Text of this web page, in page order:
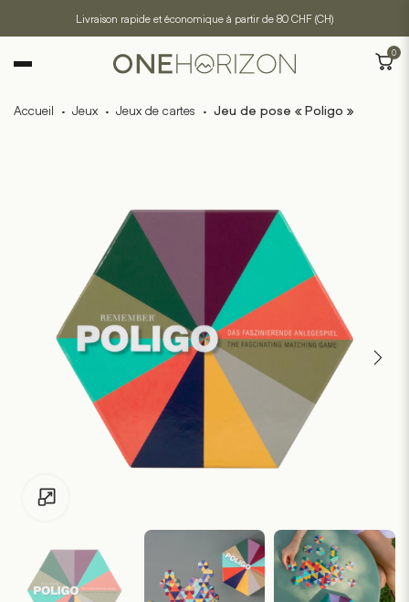
Livraison rapide et économique à partir de 80 CHF (CH)
0
Accueil · Jeux · Jeux de cartes · Jeu de pose « Poligo »